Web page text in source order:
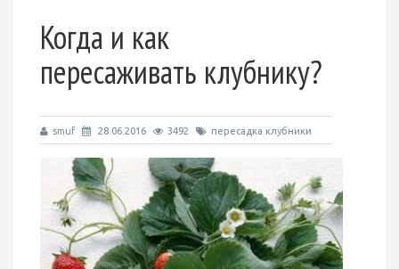
Когда и как
пересаживать клубнику?
smuf 28.06.2016 3492 пересадка клубники